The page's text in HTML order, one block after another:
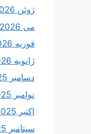
ژوئن 2026
می 2026
فوریه 2026
ژانویه 2026
دسامبر 2025
نوامبر 2025
اکتبر 2025
سپتامبر 2025